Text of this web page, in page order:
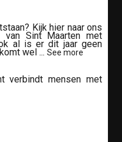
Kijk hier naar ons
van Sint Maarten met
al is er dit jaar geen
wel ... See more
verbindt mensen met